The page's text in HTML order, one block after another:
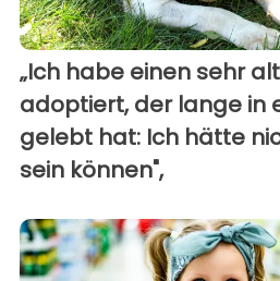
„Ich habe einen sehr
adoptiert, der lange in
gelebt hat: Ich hätte
sein können",